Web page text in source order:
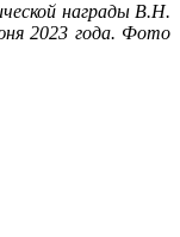
награды В.Н.
2023 года. Фото